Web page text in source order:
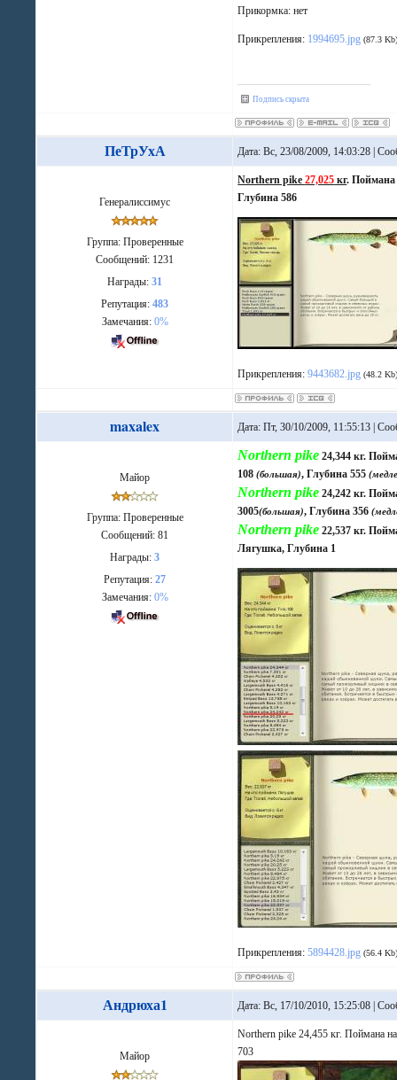
Прикормка: нет
Прикрепления: 1994695.jpg (87.3
Подпись скрыта
ПеТрУхА Дата: Вс, 23/08/2009, 14:03:28 |
Генералиссимус
Группа: Проверенные
Сообщений: 1231
Награды:31
Репутация:483
Замечания: 0%
Northern pike27,025 кг. Поймана
Глубина 586
Прикрепления:9443682.jpg (48.2
maxalex Дата: Пт, 30/10/2009, 11:55:13 |
Майор
Группа: Проверенные
Сообщений:81
Награды:3
Репутация:27
Замечания: 0%
Northern pike 24,344 кг.
108(большая), Глубина 555
Northern pike 24,242 кг.
3005(большая), Глубина 356
Northern pike 22,537 кг.
Лягушка, Глубина 1
Прикрепления:5894428.jpg (56.4
Андрюха1 Дата: Вс, 17/10/2010, 15:25:08 |
Майор
Northern pike 24,455 кг. Поймана
703